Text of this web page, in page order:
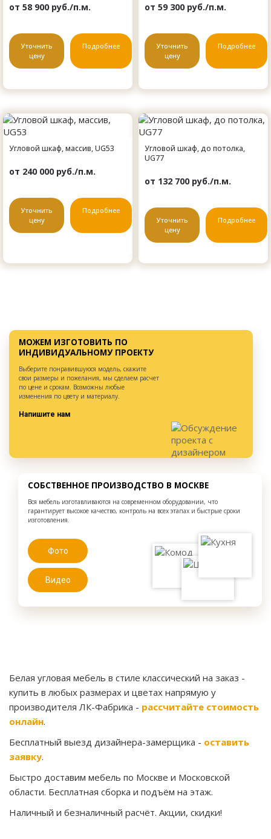
от 58 900 руб./п.м.
Уточнить
цену
Подробнее
от 59 300 руб./п.м.
Уточнить
цену
Подробнее
Угловой шкаф, массив, UG53
от 240 000 руб./п.м.
Уточнить
цену
Подробнее
Угловой шкаф, до потолка,
UG77
от 132 700 руб./п.м.
Уточнить
цену
Подробнее
МОЖЕМ ИЗГОТОВИТЬ ПО
ИНДИВИДУАЛЬНОМУ ПРОЕКТУ
Выберите понравившуюся модель, скажите
свои размеры и пожелания, мы сделаем расчет
по цене и срокам. Возможны любые
изменения по цвету и материалу.
Напишите нам
СОБСТВЕННОЕ ПРОИЗВОДСТВО В МОСКВЕ
Вся мебель изготавливаются на современном оборудовании, что
гарантирует высокое качество, контроль на всех этапах и быстрые сроки
изготовления.
Фото
Видео
Белая угловая мебель в стиле классический на заказ -
купить в любых размерах и цветах напрямую у
производителя ЛК-Фабрика - рассчитайте стоимость
онлайн.
Бесплатный выезд дизайнера-замерщика - оставить
заявку.
Быстро доставим мебель по Москве и Московской
области. Бесплатная сборка и подъём на этаж.
Наличный и безналичный расчёт. Акции, скидки!